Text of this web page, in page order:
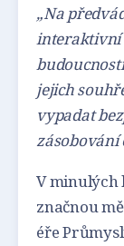
„Na
interaktivní
jejich
vypadat
zásobování
V minulých
značnou
éře